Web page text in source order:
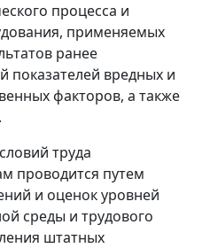
процесса и
применяемых
ранее
показателей вредных и
факторов, а также
труда
проводится путем
и оценок уровней
среды и трудового
штатных